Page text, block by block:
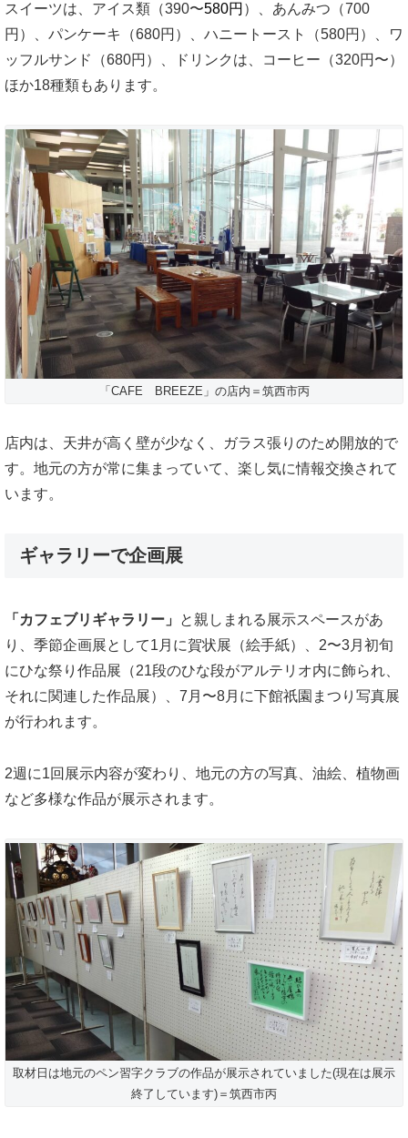
スイーツは、アイス類（390〜580円 ）、あんみつ（700
円）、パンケーキ（680円）、ハニートースト（580円）、ワ
ッフルサンド（680円）、ドリンクは、コーヒー（320円〜）
ほか18種類もあります。
「CAFE BREEZE」の店内＝筑西市丙
店内は、天井が高く壁が少なく、ガラス張りのため開放的で
す。地元の方が常に集まっていて、楽し気に情報交換されて
います。
ギャラリーで企画展
「カフェブリギャラリー」
と親しまれる展示スペースがあ
り、季節企画展として1月に賀状展（絵手紙）、2〜3月初旬
にひな祭り作品展（21段のひな段がアルテリオ内に飾られ、
それに関連した作品展）、7月〜8月に下館祇園まつり写真展
が行われます。
2週に1回展示内容が変わり、地元の方の写真、油絵、植物画
など多様な作品が展示されます。
取材日は地元のペン習字クラブの作品が展示されていました(現在は展示
終了しています)＝筑西市丙